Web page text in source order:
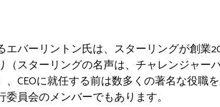
エバーリントン氏は、スターリングが創業
（スターリングの名声は、チャレンジャー
CEOに就任する前は数多くの著名な役職
員会のメンバーでもあります。